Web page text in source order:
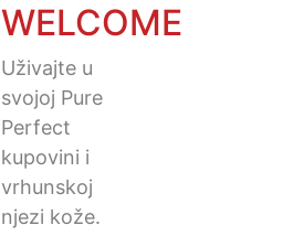
WELCOME
Uživajte u
svojoj Pure
Perfect
kupovini i
vrhunskoj
njezi kože.